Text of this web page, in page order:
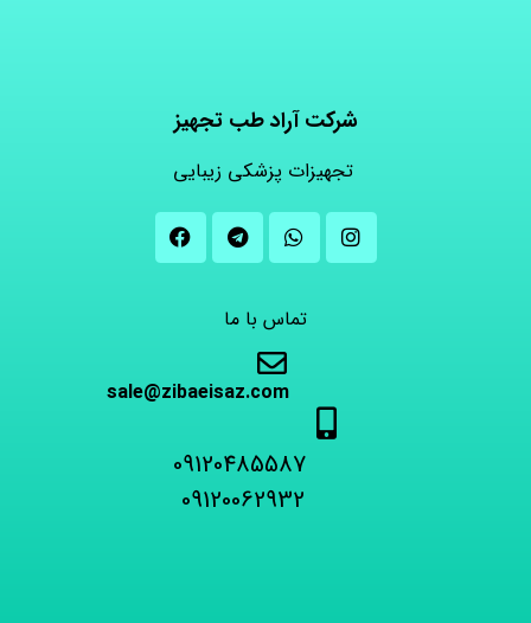
شرکت آراد طب تجهیز
تجهیزات پزشکی زیبایی
تماس با ما
sale@zibaeisaz.com
09120485587